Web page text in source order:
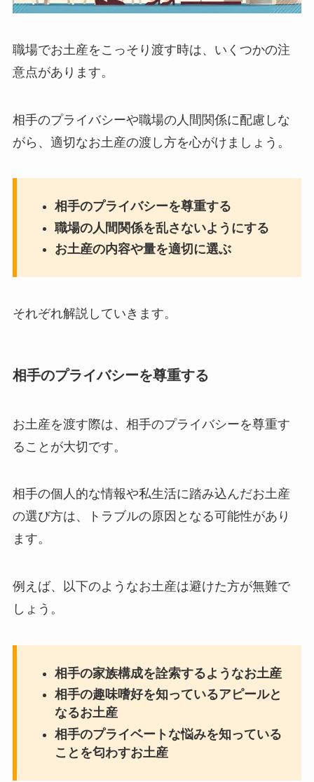
職場でお土産をこっそり渡す時は、いくつかの注
意点があります。
相手のプライバシーや職場の人間関係に配慮しな
がら、適切なお土産の渡し方を心がけましょう。
相手のプライバシーを尊重する
職場の人間関係を乱さないようにする
お土産の内容や量を適切に選ぶ
それぞれ解説していきます。
相手のプライバシーを尊重する
お土産を渡す際は、相手のプライバシーを尊重す
ることが大切です。
相手の個人的な情報や私生活に踏み込んだお土産
の選び方は、トラブルの原因となる可能性があり
ます。
例えば、以下のようなお土産は避けた方が無難で
しょう。
相手の家族構成を詮索するようなお土産
相手の趣味嗜好を知っているアピールと
なるお土産
相手のプライベートな悩みを知っている
ことを匂わすお土産